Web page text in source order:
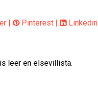
| Pinterest | Linkedin
leer en elsevillista.